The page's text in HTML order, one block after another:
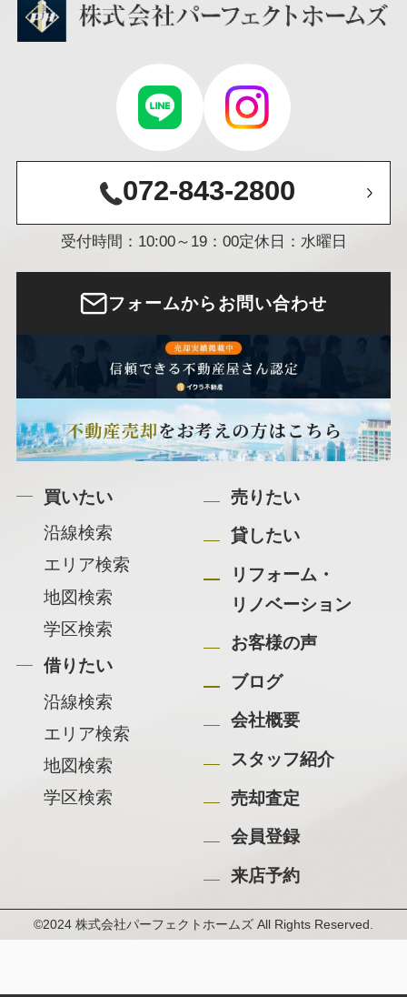
072-843-2800
受付時間：10:00～19：00定休日：水曜日
フォームからお問い合わせ
買いたい
沿線検索
エリア検索
地図検索
学区検索
借りたい
沿線検索
エリア検索
地図検索
学区検索
売りたい
貸したい
リフォーム・
リノベーション
お客様の声
ブログ
会社概要
スタッフ紹介
売却査定
会員登録
来店予約
©2024 株式会社パーフェクトホームズ All Rights Reserved.